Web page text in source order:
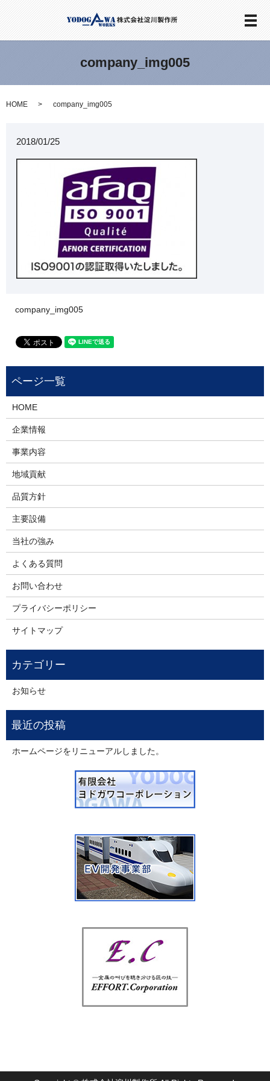
メ
company_img005
HOME company_img005
2018/01/25
company_img005
HOME
企業情報
事業内容
地域貢献
品質方針
主要設備
当社の強み
よくある質問
お問い合わせ
プライバシーポリシー
サイトマップ
お知らせ
ホームページをリニューアルしました。